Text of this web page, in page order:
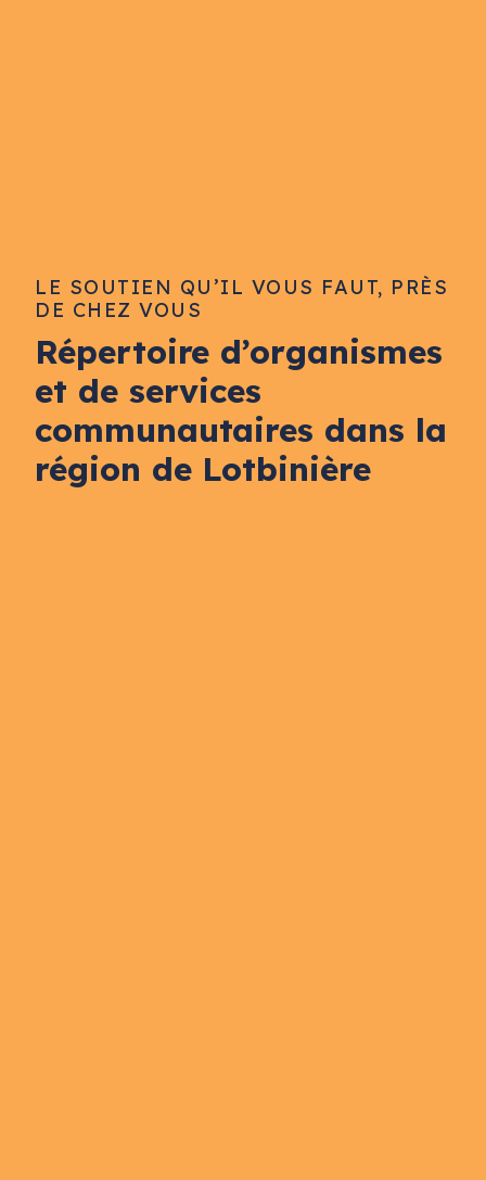
LE SOUTIEN QU’IL VOUS FAUT, PRÈS
DE CHEZ VOUS
Répertoire d’organismes
et de services
communautaires dans la
région de Lotbinière